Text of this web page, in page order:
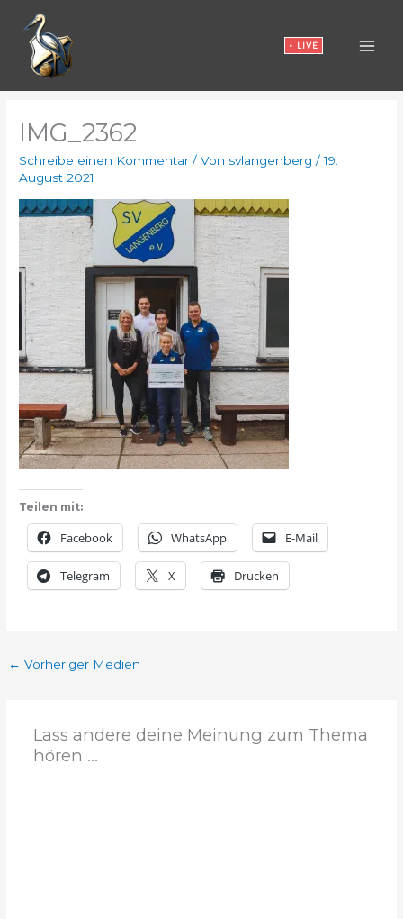
Inhalt
springen
• LIVE
IMG_2362
Schreibe einen Kommentar / Von svlangenberg/19.
August 2021
Teilen mit:
Facebook WhatsApp E-Mail
Telegram X Drucken
← Vorheriger Medien
Lass andere deine Meinung zum Thema
hören ...